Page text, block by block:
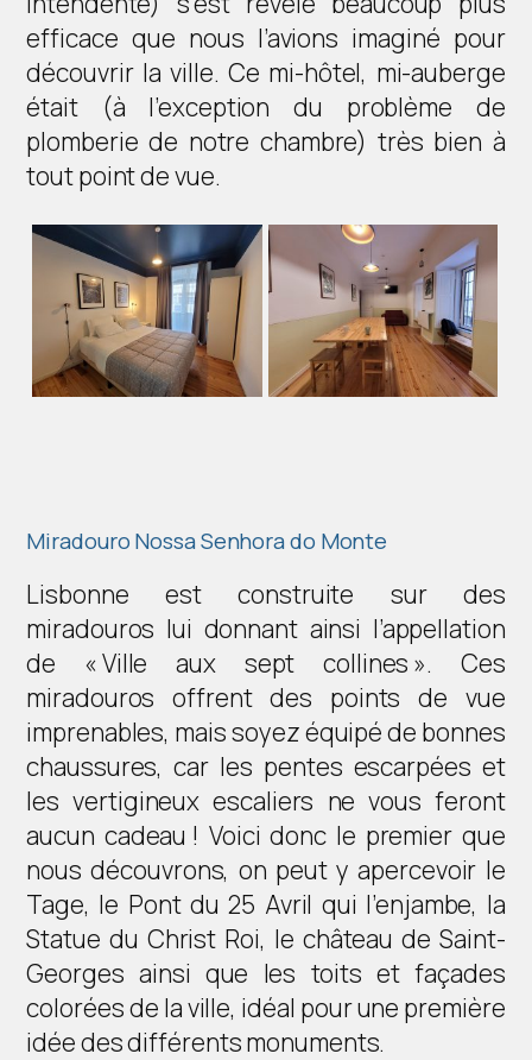
efficace que nous l’avions imaginé pour
découvrir la ville. Ce mi-hôtel, mi-auberge
était (à l’exception du problème de
plomberie de notre chambre) très bien à
tout point de vue.
Miradouro Nossa Senhora do Monte
Lisbonne est construite sur des
miradouros lui donnant ainsi l’appellation
de « Ville aux sept collines ». Ces
miradouros offrent des points de vue
imprenables, mais soyez équipé de bonnes
chaussures, car les pentes escarpées et
les vertigineux escaliers ne vous feront
aucun cadeau ! Voici donc le premier que
nous découvrons, on peut y apercevoir le
Tage, le Pont du 25 Avril qui l’enjambe, la
Statue du Christ Roi, le château de Saint-
Georges ainsi que les toits et façades
colorées de la ville, idéal pour une première
idée des différents monuments.